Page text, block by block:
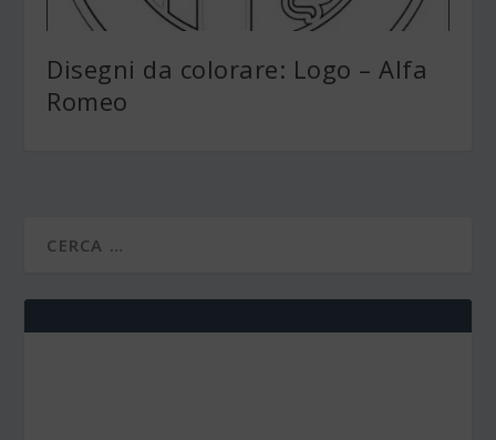
Disegni da colorare: Logo – Alfa
Romeo